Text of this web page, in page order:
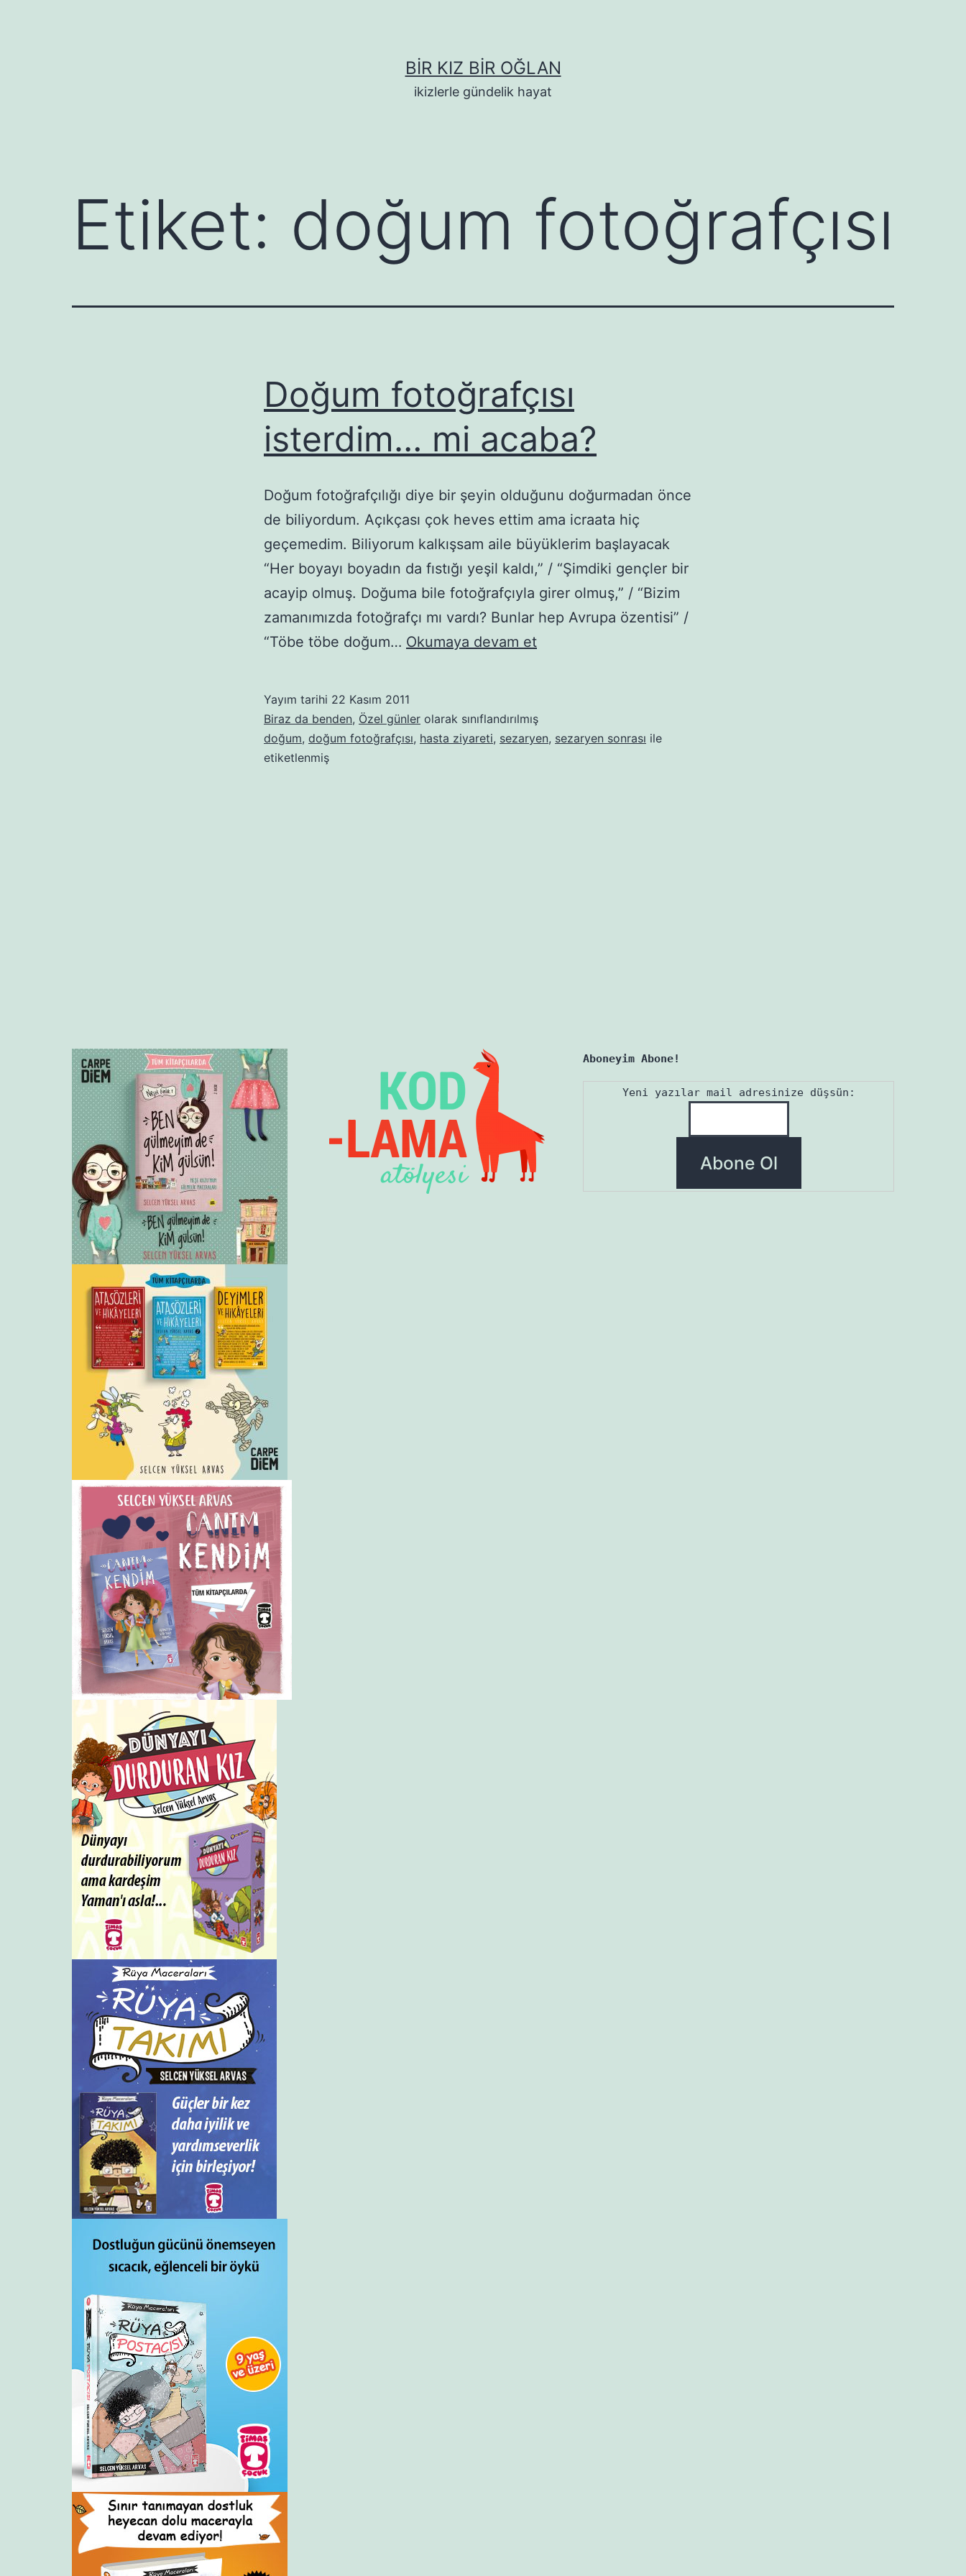
BIR KIZ BIR OĞLAN
ikizlerle gündelik hayat
Etiket: doğum fotoğrafçısı
Doğum fotoğrafçısı
isterdim… mi acaba?
Doğum fotoğrafçılığı diye bir şeyin olduğunu doğurmadan önce
de biliyordum. Açıkçası çok heves ettim ama icraata hiç
geçemedim. Biliyorum kalkışsam aile büyüklerim başlayacak
“Her boyayı boyadın da fıstığı yeşil kaldı,” / “Şimdiki gençler bir
acayip olmuş. Doğuma bile fotoğrafçıyla girer olmuş,” / “Bizim
zamanımızda fotoğrafçı mı vardı? Bunlar hep Avrupa özentisi” /
“Töbe töbe doğum… Okumaya devam etDoğum
mi
acaba?
Yayım tarihi 22 Kasım 2011
Biraz da benden, Özel günler olarak sınıflandırılmış
doğum, doğum fotoğrafçısı, hasta ziyareti, sezaryen, sezaryen sonrası ile
etiketlenmiş
Aboneyim Abone!
Yeni yazılar mail adresinize düşsün: